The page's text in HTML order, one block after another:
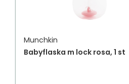
Munchkin
Babyflaska m lock rosa, 1 st